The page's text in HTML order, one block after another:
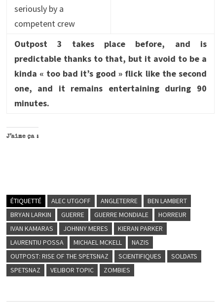
seriously by a
competent crew
Outpost 3 takes place before, and is
predictable thanks to that, but it avoid to be a
kinda « too bad it’s good » flick like the second
one, and it remains entertaining during 90
minutes.
J’aime ça :
ÉTIQUETTÉ ALEC UTGOFF ANGLETERRE
BEN LAMBERT
BRYAN LARKIN
GUERRE GUERRE MONDIALE
HORREUR
IVAN KAMARAS
JOHNNY MERES
KIERAN PARKER
LAURENTIU POSSA
MICHAEL MCKELL
NAZIS
OUTPOST: RISE OF THE SPETSNAZ
SCIENTIFIQUES
SOLDATS
SPETSNAZ
VELIBOR TOPIC ZOMBIES